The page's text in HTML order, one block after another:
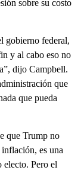
sobre su costo
gobierno federal,
y al cabo eso no
dijo Campbell.
que
que pueda
que Trump no
es una
electo. Pero el